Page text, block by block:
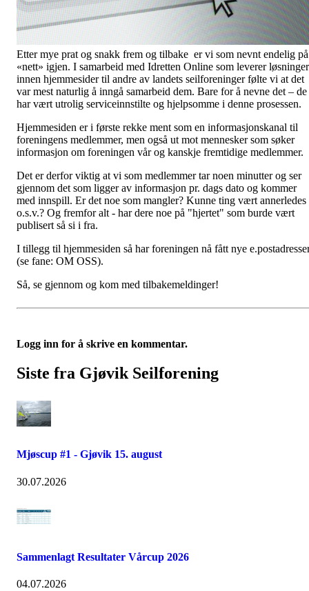
Etter mye prat og snakk frem og tilbake er vi som nevnt endelig på
«nett» igjen. I samarbeid med Idretten Online som leverer løsninger
innen hjemmesider til andre av landets seilforeninger følte vi at det
var mest naturlig å inngå samarbeid dem. Bare for å nevne det – de
har vært utrolig serviceinnstilte og hjelpsomme i denne prosessen.
Hjemmesiden er i første rekke ment som en informasjonskanal til
foreningens medlemmer, men også ut mot mennesker som søker
informasjon om foreningen vår og kanskje fremtidige medlemmer.
Det er derfor viktig at vi som medlemmer tar noen minutter og ser
gjennom det som ligger av informasjon pr. dags dato og kommer
med innspill. Er det noe som mangler? Kunne ting vært annerledes
o.s.v.? Og fremfor alt - har dere noe på "hjertet" som burde vært
publisert så si i fra.
I tillegg til hjemmesiden så har foreningen nå fått nye
(se fane: OM OSS).
Så, se gjennom og kom med tilbakemeldinger!
Logg inn for å skrive en kommentar.
Siste fra Gjøvik Seilforening
Mjøscup #1 - Gjøvik 15. august
30.07.2026
Sammenlagt Resultater Vårcup 2026
04.07.2026